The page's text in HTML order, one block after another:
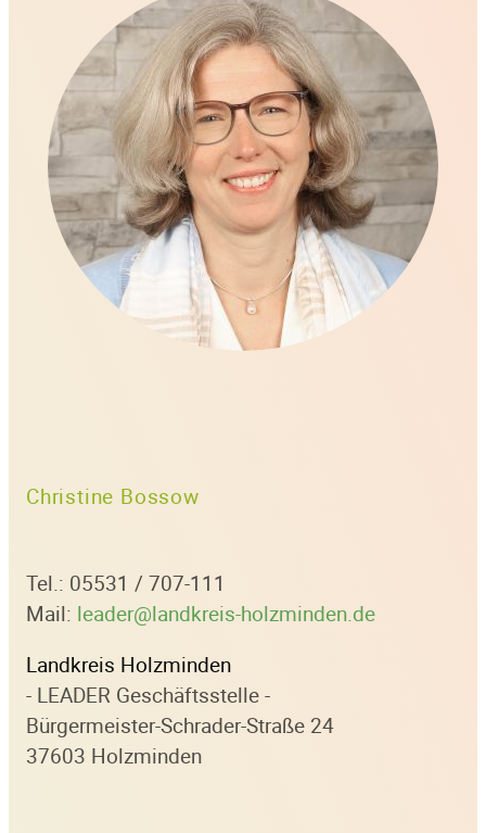
Christine Bossow
Tel.: 05531 / 707-111
Mail: leader@landkreis-holzminden.de
Landkreis Holzminden
- LEADER Geschäftsstelle -
Bürgermeister-Schrader-Straße 24
37603 Holzminden